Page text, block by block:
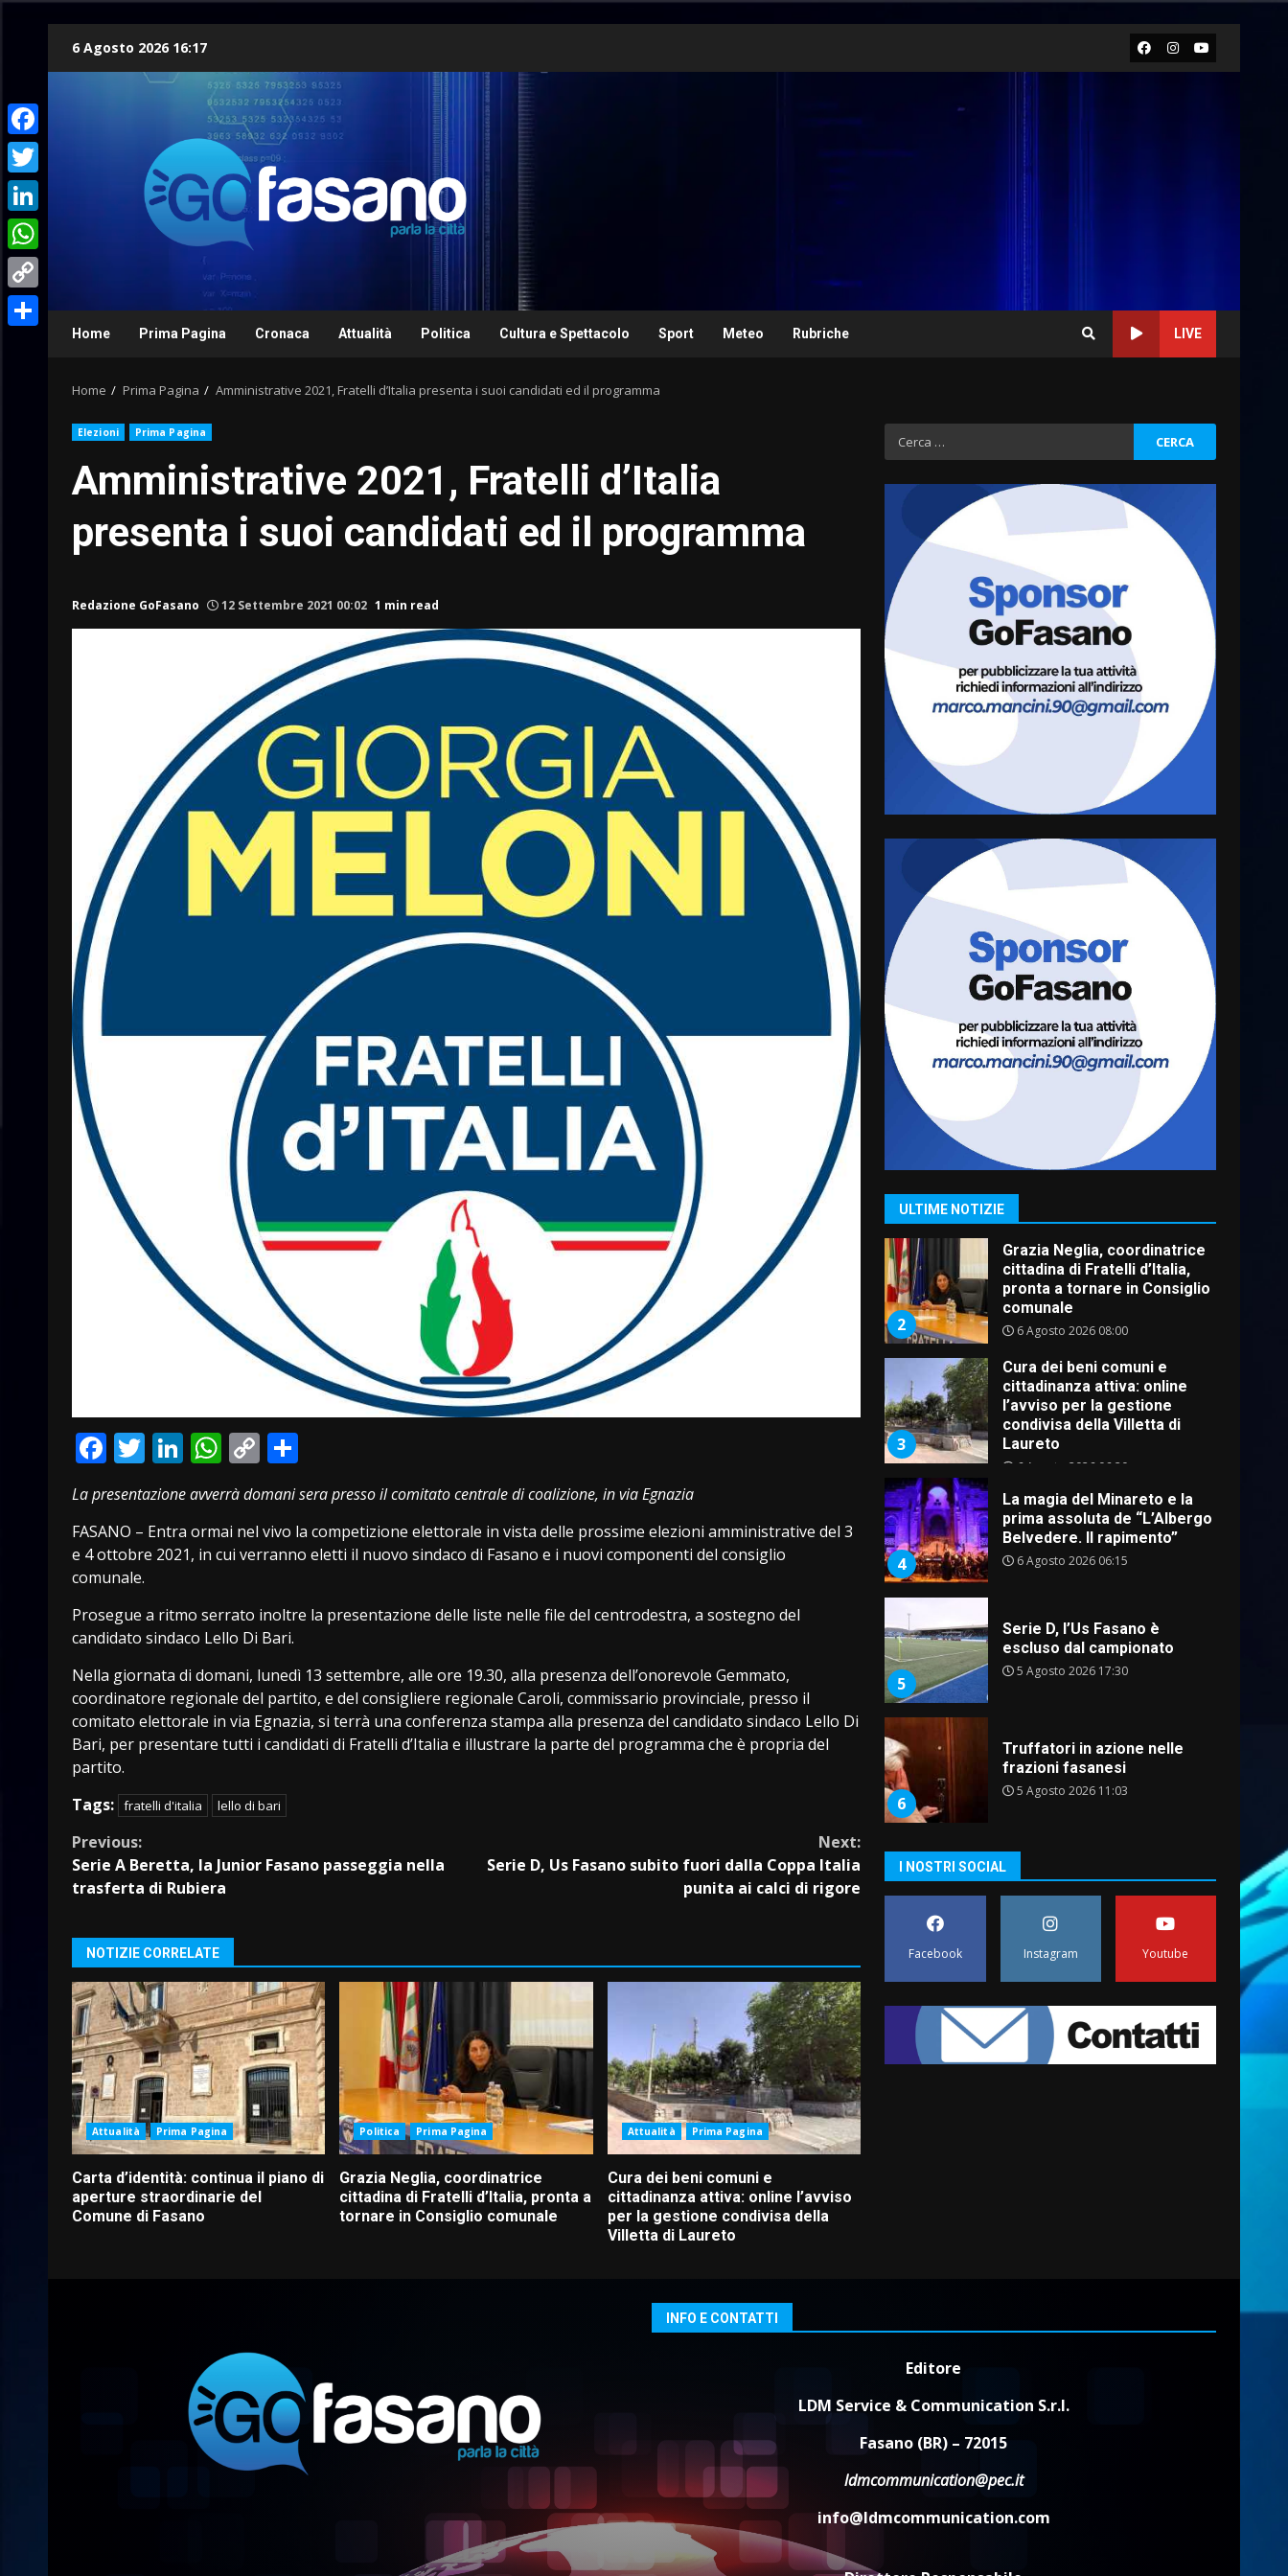
6 Agosto 2026 16:17 Facebook
Instagram
Youtube
Home Prima Pagina Cronaca Attualità Politica Cultura e Spettacolo Sport Meteo Rubriche LIVE
Home Prima Pagina Amministrative 2021, Fratelli d’Italia presenta i suoi candidati ed il programma
Elezioni Prima Pagina
Amministrative 2021, Fratelli d’Italia
presenta i suoi candidati ed il programma
Redazione GoFasano 12 Settembre 2021 00:02 1 min read
Facebook
Twitter
LinkedIn
WhatsApp
Copy
Link
La presentazione avverrà domani sera presso il comitato centrale di coalizione, in via Egnazia
FASANO – Entra ormai nel vivo la competizione elettorale in vista delle prossime elezioni amministrative del 3
e 4 ottobre 2021, in cui verranno eletti il nuovo sindaco di Fasano e i nuovi componenti del consiglio
comunale.
Prosegue a ritmo serrato inoltre la presentazione delle liste nelle file del centrodestra, a sostegno del
candidato sindaco Lello Di Bari.
Nella giornata di domani, lunedì 13 settembre, alle ore 19.30, alla presenza dell’onorevole Gemmato,
coordinatore regionale del partito, e del consigliere regionale Caroli, commissario provinciale, presso il
comitato elettorale in via Egnazia, si terrà una conferenza stampa alla presenza del candidato sindaco Lello Di
Bari, per presentare tutti i candidati di Fratelli d’Italia e illustrare la parte del programma che è propria del
partito.
Tags: fratelli d'italia lello di bari
Continue
Reading
Previous:
Serie A Beretta, la Junior Fasano passeggia nella
trasferta di Rubiera
Next:
Serie D, Us Fasano subito fuori dalla Coppa Italia
punita ai calci di rigore
NOTIZIE CORRELATE
Attualità Prima Pagina
Carta d’identità: continua il piano di
aperture straordinarie del
Comune di Fasano
Politica Prima Pagina
Grazia Neglia, coordinatrice
cittadina di Fratelli d’Italia, pronta a
tornare in Consiglio comunale
Attualità Prima Pagina
Cura dei beni comuni e
cittadinanza attiva: online l’avviso
per la gestione condivisa della
Villetta di Laureto
Ricerca
per:
ULTIME NOTIZIE
Cura dei beni comuni e
cittadinanza attiva: online
l’avviso per la gestione
condivisa della Villetta di
Laureto
6 Agosto 2026 06:20
4
La magia del Minareto e la
prima assoluta de “L’Albergo
Belvedere. Il rapimento”
5
Serie D, l’Us Fasano è
escluso dal campionato
Truffatori in azione nelle
frazioni fasanesi
5 Agosto 2026 11:03
7
Residenti di Savelletri
scrivono al Prefetto: “Noi
cittadini di serie B”
5 Agosto 2026 06:15
1
Carta d’identità: continua il
piano di aperture
straordinarie del Comune di
2
Grazia Neglia, coordinatrice
cittadina di Fratelli d’Italia,
pronta a tornare in Consiglio
comunale
6 Agosto 2026 08:00
3
Cura dei beni comuni e
cittadinanza attiva: online
l’avviso per la gestione
condivisa della Villetta di
Laureto
6 Agosto 2026 06:20
4
La magia del Minareto e la
prima assoluta de “L’Albergo
Belvedere. Il rapimento”
6 Agosto 2026 06:15
5
Serie D, l’Us Fasano è
escluso dal campionato
5 Agosto 2026 17:30
6
Truffatori in azione nelle
frazioni fasanesi
5 Agosto 2026 11:03
scrivono al Prefetto: “Noi
cittadini di serie B”
5 Agosto 2026 06:15
straordinarie del Comune di
Fasano
6 Agosto 2026 14:16
4
La magia del Minareto e la
6 Agosto 2026 06:15
5
escluso dal campionato
I NOSTRI SOCIAL
Facebook Instagram Youtube
INFO E CONTATTI
Editore
LDM Service & Communication S.r.l.
Fasano (BR) – 72015
ldmcommunication@pec.it
info@ldmcommunication.com
Facebook
Twitter
LinkedIn
WhatsApp
Copy